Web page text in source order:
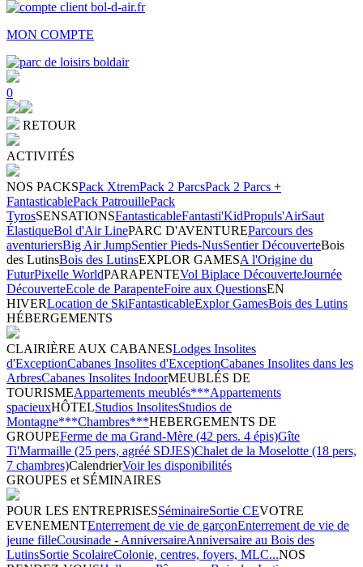
MON COMPTE
0
RETOUR
ACTIVITÉS
NOS PACKSPack XtremPack 2 ParcsPack 2 Parcs +
FantasticablePack PatrouillePack
TyrosSENSATIONSFantasticableFantasti'KidPropuls'AirSaut
ÉlastiqueBol d'Air LinePARC D'AVENTUREParcours des
aventuriersBig Air JumpSentier Pieds-NusSentier DécouverteBois
des LutinsBois des LutinsEXPLOR GAMESA l'Origine du
FuturPixelle WorldPARAPENTEVol Biplace DécouverteJournée
DécouverteEcole de ParapenteFoire aux QuestionsEN
HIVERLocation de SkiFantasticableExplor GamesBois des Lutins
HÉBERGEMENTS
CLAIRIÈRE AUX CABANESLodges Insolites
d'ExceptionCabanes Insolites d'ExceptionCabanes Insolites dans les
ArbresCabanes Insolites IndoorMEUBLÉS DE
TOURISMEAppartements meublés***Appartements
spacieuxHÔTELStudios InsolitesStudios de
Montagne***Chambres***HEBERGEMENTS DE
GROUPEFerme de ma Grand-Mère (42 pers. 4 épis)Gîte
Ti'Marmaille (25 pers, agréé SDJES)Chalet de la Moselotte (18 pers,
7 chambres)CalendrierVoir les disponibilités
GROUPES et SÉMINAIRES
POUR LES ENTREPRISESSéminaireSortie CEVOTRE
EVENEMENTEnterrement de vie de garçonEnterrement de vie de
jeune filleCousinade - AnniversaireAnniversaire au Bois des
LutinsSortie ScolaireColonie, centres, foyers, MLC...NOS